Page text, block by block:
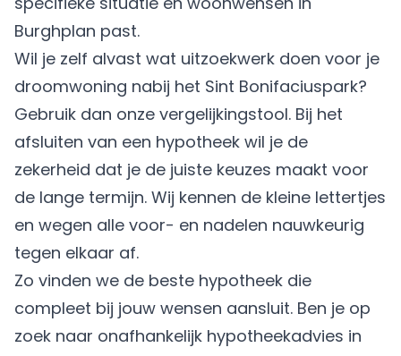
Burghplan past.
Wil je zelf alvast wat uitzoekwerk doen voor je
droomwoning nabij het Sint Bonifaciuspark?
Gebruik dan onze vergelijkingstool. Bij het
afsluiten van een hypotheek wil je de
zekerheid dat je de juiste keuzes maakt voor
de lange termijn. Wij kennen de kleine lettertjes
en wegen alle voor- en nadelen nauwkeurig
tegen elkaar af.
Zo vinden we de beste hypotheek die
compleet bij jouw wensen aansluit. Ben je op
zoek naar onafhankelijk hypotheekadvies in